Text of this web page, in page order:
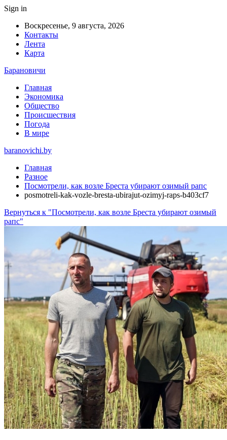
Sign in
Воскресенье, 9 августа, 2026
Контакты
Лента
Карта
Барановичи
Главная
Экономика
Общество
Происшествия
Погода
В мире
baranovichi.by
Главная
Разное
Посмотрели, как возле Бреста убирают озимый рапс
posmotreli-kak-vozle-bresta-ubirajut-ozimyj-raps-b403cf7
Вернуться к "Посмотрели, как возле Бреста убирают озимый
рапс"